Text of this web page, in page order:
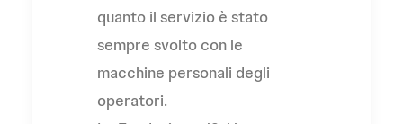
quanto il servizio è stato
sempre svolto con le
macchine personali degli
operatori.